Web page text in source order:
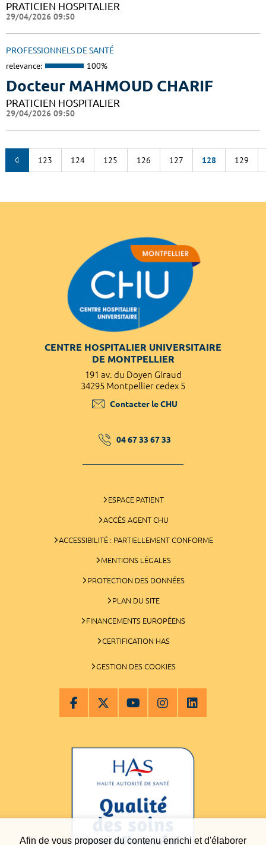
Afin de vous proposer du contenu enrichi et d'élaborer
PRATICIEN HOSPITALIER
29/04/2026 09:50
PROFESSIONNELS DE SANTÉ
relevance: 100%
Docteur MAHMOUD CHARIF
PRATICIEN HOSPITALIER
29/04/2026 09:50
123 124 125 126 127 128 129
CENTRE HOSPITALIER UNIVERSITAIRE
DE MONTPELLIER
191 av. du Doyen Giraud
34295 Montpellier cedex 5
Contacter le CHU
04 67 33 67 33
ESPACE PATIENT
ACCÈS AGENT CHU
ACCESSIBILITÉ : PARTIELLEMENT CONFORME
MENTIONS LÉGALES
PROTECTION DES DONNÉES
PLAN DU SITE
FINANCEMENTS EUROPÉENS
CERTIFICATION HAS
GESTION DES COOKIES